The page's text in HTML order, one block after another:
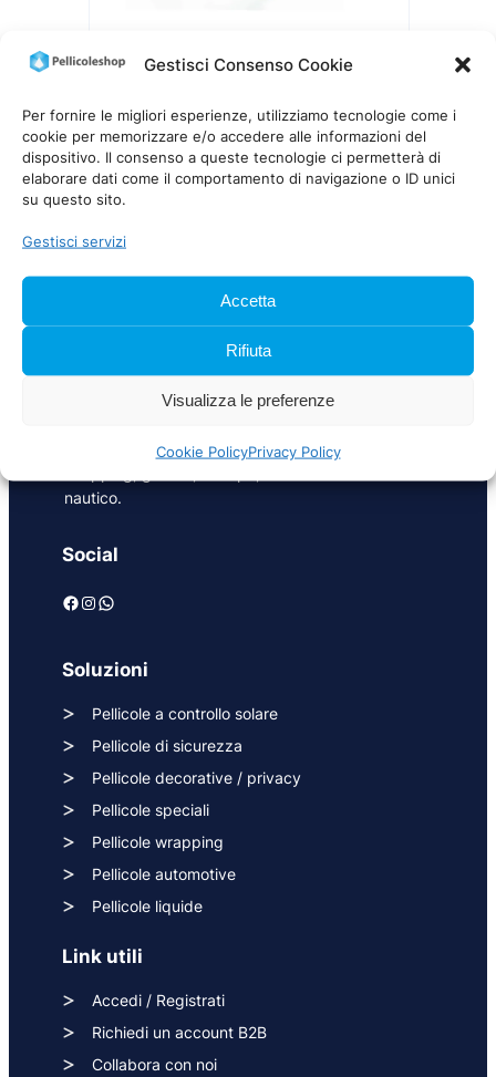
Gestisci Consenso Cookie
Per fornire le migliori esperienze, utilizziamo tecnologie come i
cookie per memorizzare e/o accedere alle informazioni del
dispositivo. Il consenso a queste tecnologie ci permetterà di
elaborare dati come il comportamento di navigazione o ID unici
su questo sito.
Gestisci servizi
Accetta
Rifiuta
Visualizza le preferenze
Cookie PolicyPrivacy Policy
RASCHIETTO ANGOLATO
28,00€ IVA inclusa
PellicoleShop è specializzata nella distribuzione e
posa di pellicole per vetri e soluzioni di
riqualificazione in ambito energetico e di sicurezza
adesive per interior design, exterior design,
nautico.
Social
Facebook Instagram WhatsApp
Soluzioni
Pellicole a controllo solare
Pellicole di sicurezza
Pellicole decorative / privacy
Pellicole speciali
Pellicole wrapping
Pellicole automotive
Pellicole liquide
Link utili
Accedi / Registrati
Richiedi un account B2B
Collabora con noi